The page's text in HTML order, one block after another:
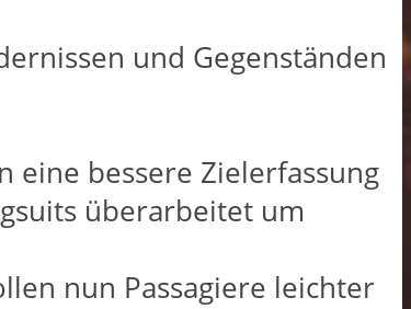
und Gegenständen
eine bessere Zielerfassung
überarbeitet um
nun Passagiere leichter